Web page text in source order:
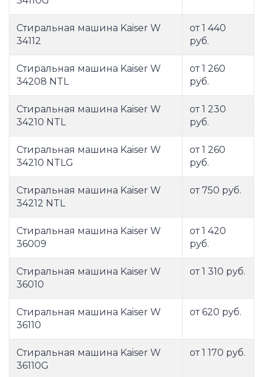
Стиральная машина Kaiser W
34112
от 1 440
руб.
Стиральная машина Kaiser W
34208 NTL
от 1 260
руб.
Стиральная машина Kaiser W
34210 NTL
от 1 230
руб.
Стиральная машина Kaiser W
34210 NTLG
от 1 260
руб.
Стиральная машина Kaiser W
34212 NTL
от 750 руб.
Стиральная машина Kaiser W
36009
от 1 420
руб.
Стиральная машина Kaiser W
36010
от 1 310 руб.
Стиральная машина Kaiser W
36110
от 620 руб.
Стиральная машина Kaiser W
36110G
от 1 170 руб.